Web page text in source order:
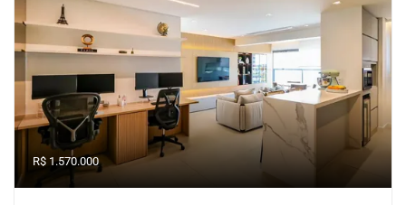
R$ 1.570.000